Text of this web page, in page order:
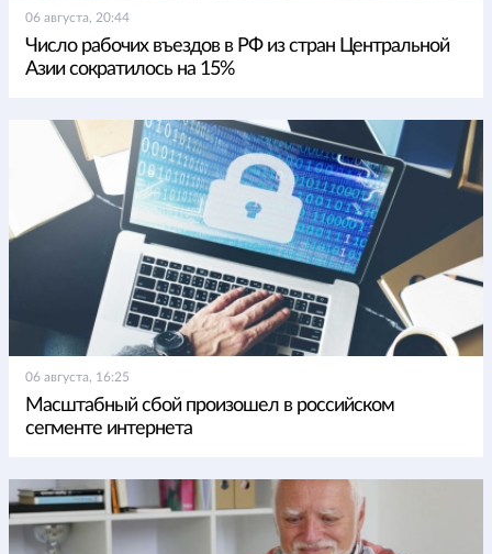
06 августа, 20:44
Число рабочих въездов в РФ из стран Центральной
Азии сократилось на 15%
06 августа, 16:25
Масштабный сбой произошел в российском
сегменте интернета